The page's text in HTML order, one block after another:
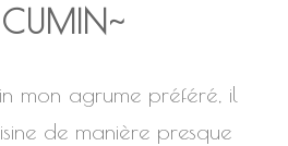
CUMIN~
mon agrume préféré, il
de manière presque